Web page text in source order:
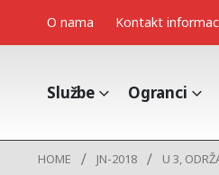
O nama Kontakt
Službe Ogranci
HOME JN-2018 U 3,